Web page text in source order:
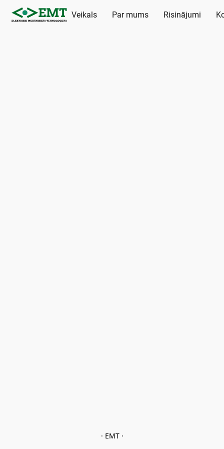
Veikals Par mums Risinājumi
· EMT ·